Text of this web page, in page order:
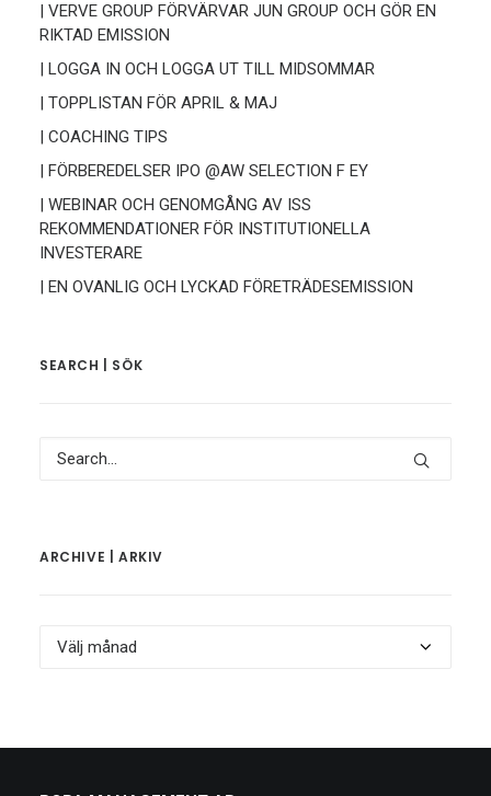
| VERVE GROUP FÖRVÄRVAR JUN GROUP OCH GÖR EN
RIKTAD EMISSION
| LOGGA IN OCH LOGGA UT TILL MIDSOMMAR
| TOPPLISTAN FÖR APRIL & MAJ
| COACHING TIPS
| FÖRBEREDELSER IPO @AW SELECTION F EY
| WEBINAR OCH GENOMGÅNG AV ISS
REKOMMENDATIONER FÖR INSTITUTIONELLA
INVESTERARE
| EN OVANLIG OCH LYCKAD FÖRETRÄDESEMISSION
SEARCH | SÖK
ARCHIVE | ARKIV
Archive